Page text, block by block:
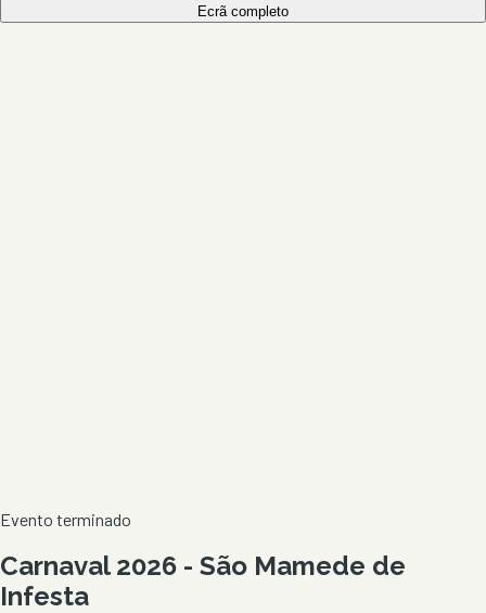
Ecrã completo
Evento terminado
Carnaval 2026 - São Mamede de
Infesta